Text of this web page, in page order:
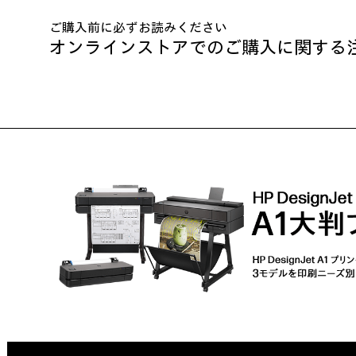
ご購入前に必ずお読みください
オンラインストアでのご購入に関する